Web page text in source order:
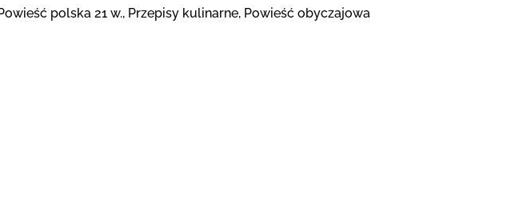
polska 21 w., Przepisy kulinarne, Powieść obyczajowa